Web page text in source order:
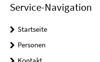
Service-Navigation
Startseite
Personen